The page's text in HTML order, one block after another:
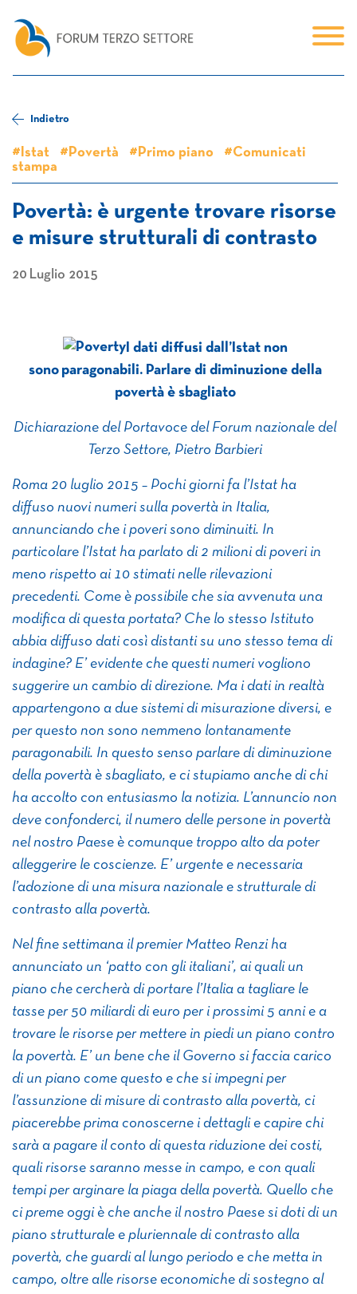
Indietro
#Istat #Povertà #Primo piano
#Comunicati
stampa
Povertà: è urgente trovare risorse
e misure strutturali di contrasto
20 Luglio 2015
I dati diffusi dall’Istat non
sono paragonabili. Parlare di diminuzione della
povertà è sbagliato
Dichiarazione del Portavoce del Forum nazionale del
Terzo Settore, Pietro Barbieri
Roma 20 luglio 2015 – Pochi giorni fa l’Istat ha
diffuso nuovi numeri sulla povertà in Italia,
annunciando che i poveri sono diminuiti. In
particolare l’Istat ha parlato di 2 milioni di poveri in
meno rispetto ai 10 stimati nelle rilevazioni
precedenti. Come è possibile che sia avvenuta una
modifica di questa portata? Che lo stesso Istituto
abbia diffuso dati così distanti su uno stesso tema di
indagine? E’ evidente che questi numeri vogliono
suggerire un cambio di direzione. Ma i dati in realtà
appartengono a due sistemi di misurazione diversi, e
per questo non sono nemmeno lontanamente
paragonabili. In questo senso parlare di diminuzione
della povertà è sbagliato, e ci stupiamo anche di chi
ha accolto con entusiasmo la notizia. L’annuncio non
deve confonderci, il numero delle persone in povertà
nel nostro Paese è comunque troppo alto da poter
alleggerire le coscienze. E’ urgente e necessaria
l’adozione di una misura nazionale e strutturale di
contrasto alla povertà.
Nel fine settimana il premier Matteo Renzi ha
annunciato un ‘patto con gli italiani’, ai quali un
piano che cercherà di portare l’Italia a tagliare le
tasse per 50 miliardi di euro per i prossimi 5 anni e a
trovare le risorse per mettere in piedi un piano contro
la povertà. E’ un bene che il Governo si faccia carico
di un piano come questo e che si impegni per
l’assunzione di misure di contrasto alla povertà, ci
piacerebbe prima conoscerne i dettagli e capire chi
sarà a pagare il conto di questa riduzione dei costi,
quali risorse saranno messe in campo, e con quali
tempi per arginare la piaga della povertà. Quello che
ci preme oggi è che anche il nostro Paese si doti di un
piano strutturale e pluriennale di contrasto alla
povertà, che guardi al lungo periodo e che metta in
campo, oltre alle risorse economiche di sostegno al